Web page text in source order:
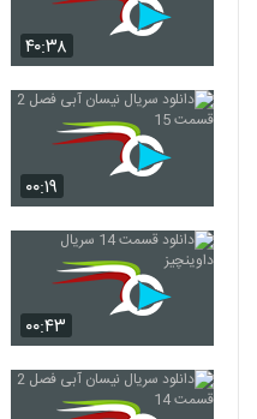
۴۰:۳۸
۰۰:۱۹
۰۰:۴۳